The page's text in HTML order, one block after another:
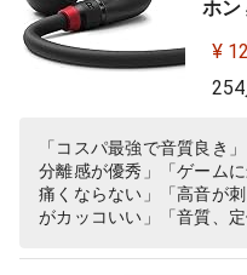
ホン
ル
¥
「コスパ最強で音質良き
分離感が優秀」「ゲーム
痛くならない」「高音が
がカッコいい」「音質、定